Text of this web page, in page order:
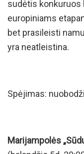
sudėtis konkuruos
europiniams
bet prasileisti
yra neatleistina.
Spėjimas:
Marijampolės